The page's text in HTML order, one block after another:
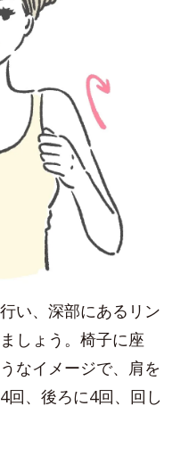
い、深部にあるリン
しょう。椅子に座
なイメージで、肩を
回、後ろに4回、回し